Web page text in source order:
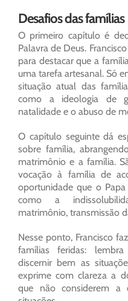
Desafios das famílias
O primeiro capítulo é
Palavra de Deus.
para destacar que a
uma tarefa artesanal. Só
situação atual das
como a ideologia de
natalidade e o abuso de
O capítulo seguinte dá
sobre família,
matrimônio e a família.
vocação à família de
oportunidade que o
como a
matrimônio, transmissão
Nesse ponto, Francisco
famílias feridas:
discernir bem as
exprime com clareza a
que não considerem a